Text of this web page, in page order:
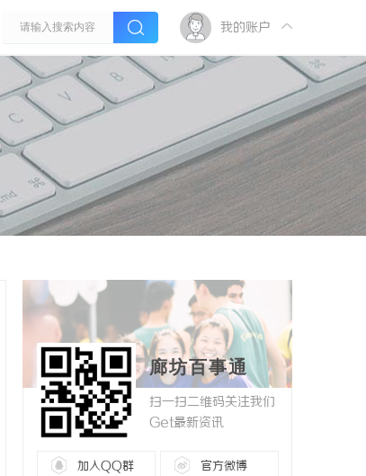
我的账户
廊坊百事通
扫一扫二维码关注我们
Get最新资讯
加入QQ群 官方微博